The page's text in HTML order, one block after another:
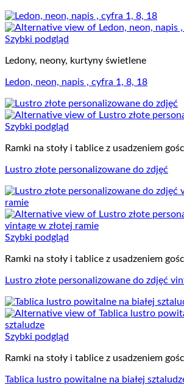
Szybki podgląd
Ledony, neony, kurtyny świetlene
Ledon, neon, napis , cyfra 1, 8, 18
Szybki podgląd
Ramki na stoły i tablice z usadzeniem
Lustro złote personalizowane do zdjęć
Szybki podgląd
Ramki na stoły i tablice z usadzeniem
Lustro złote personalizowane do zdjęć
Szybki podgląd
Ramki na stoły i tablice z usadzeniem
Tablica lustro powitalne na białej